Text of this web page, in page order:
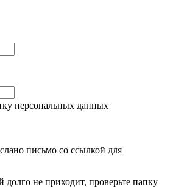
персональных данных
письмо со ссылкой для
долго не приходит, проверьте папку